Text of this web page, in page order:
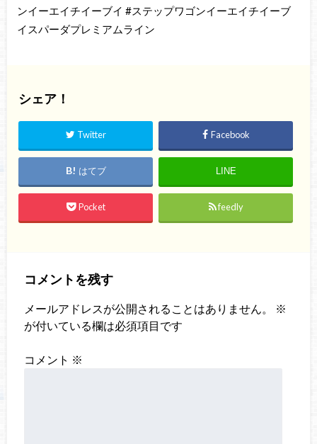
ンイーエイチイーブイ #ステップワゴンイーエイチイーブ
イスパーダプレミアムライン
シェア！
Twitter Facebook
はてブ LINE
Pocket feedly
コメントを残す
メールアドレスが公開されることはありません。
※
が付いている欄は必須項目です
コメント ※